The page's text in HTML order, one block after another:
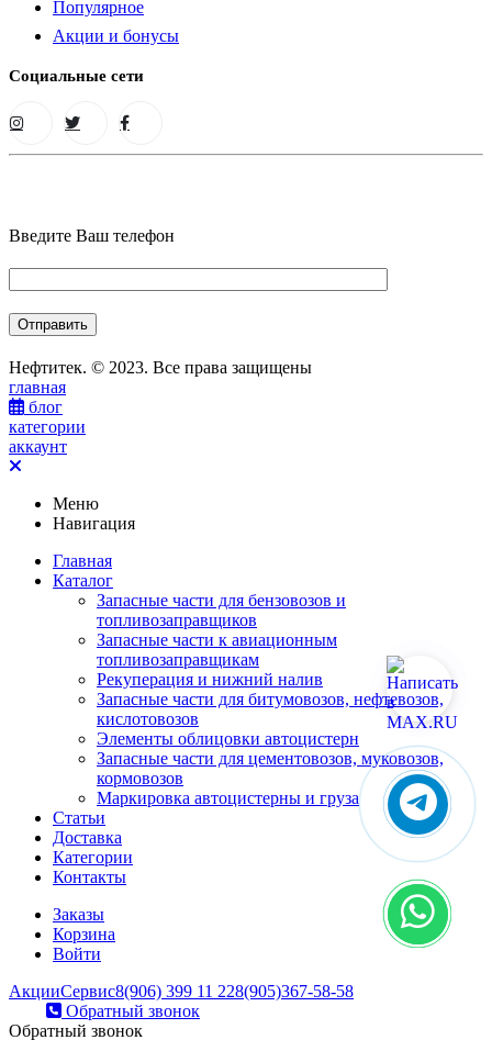
Популярное
Акции и бонусы
Социальные сети
Введите Ваш телефон
Нефтитек. © 2023. Все права защищены
главная
блог
категории
аккаунт
Меню
Навигация
Главная
Каталог
Запасные части для бензовозов и
топливозаправщиков
Запасные части к авиационным
топливозаправщикам
Рекуперация и нижний налив
Запасные части для битумовозов, нефтевозов,
кислотовозов
Элементы облицовки автоцистерн
Запасные части для цементовозов, муковозов,
кормовозов
Маркировка автоцистерны и груза
Статьи
Доставка
Категории
Контакты
Заказы
Корзина
Войти
АкцииСервис8(906) 399 11 228(905)367-58-58
Обратный звонок
Обратный звонок